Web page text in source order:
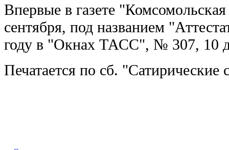
Впервые в газете
сентября, под названием
году в "Окнах ТАСС", № 307, 10
Печатается по сб. "Сатирические